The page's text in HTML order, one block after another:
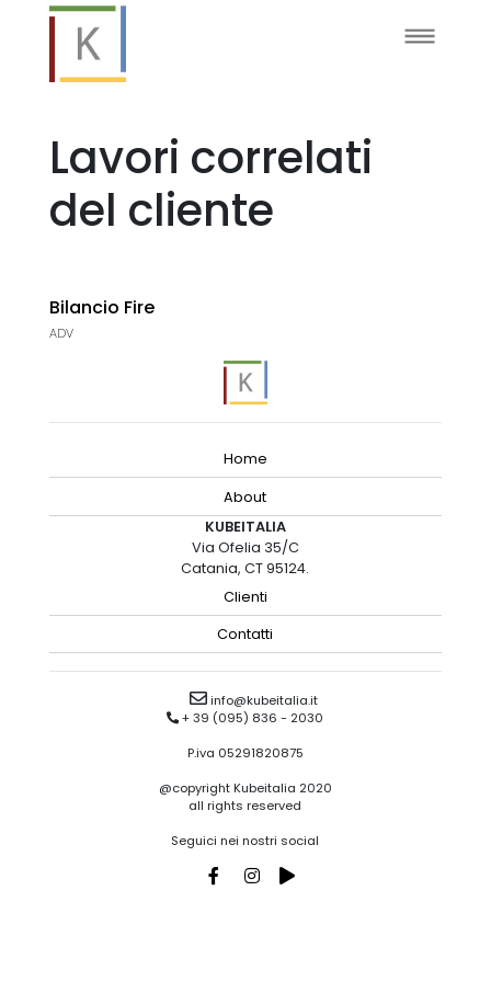
Lavori correlati
del cliente
Bilancio Fire
ADV
Home
About
KUBEITALIA
Via Ofelia 35/C
Catania, CT 95124.
Clienti
Contatti
info@kubeitalia.it
+ 39 (095) 836 - 2030
P.iva 05291820875
@copyright Kubeitalia 2020
all rights reserved
Seguici nei nostri social